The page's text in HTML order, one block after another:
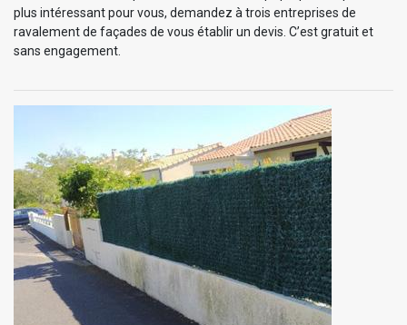
plus intéressant pour vous, demandez à trois entreprises de
ravalement de façades de vous établir un devis. C’est gratuit et
sans engagement.